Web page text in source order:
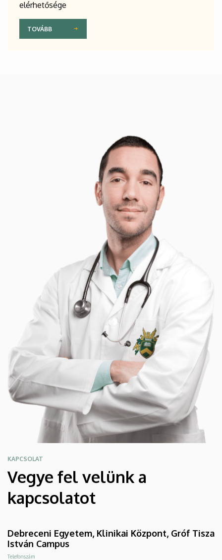
elérhetősége
TOVÁBB
KAPCSOLAT
Vegye fel velünk a
kapcsolatot
Debreceni Egyetem, Klinikai Központ, Gróf Tisza
István Campus
Telefonszám